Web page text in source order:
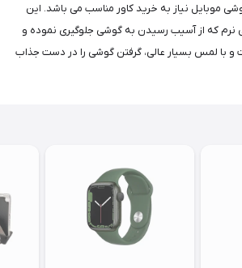
موبایل نیاز به خرید کاور مناسب می باشد. این
نرم که از آسیب رسیدن به گوشی جلوگیری نموده و
با لمس بسیار عالی، گرفتن گوشی را در دست جذاب